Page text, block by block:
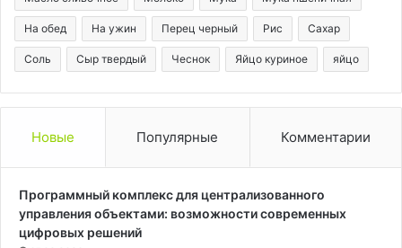
На обед На ужин Перец черный Рис Сахар
Соль Сыр твердый Чеснок Яйцо куриное яйцо
Новые Популярные Комментарии
Программный комплекс для централизованного
управления объектами: возможности современных
цифровых решений